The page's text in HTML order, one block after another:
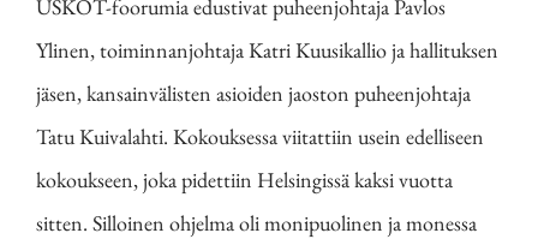
USKOT-foorumia edustivat puheenjohtaja Pavlos
Ylinen, toiminnanjohtaja Katri Kuusikallio ja hallituksen
jäsen, kansainvälisten asioiden jaoston puheenjohtaja
Tatu Kuivalahti. Kokouksessa viitattiin usein edelliseen
kokoukseen, joka pidettiin Helsingissä kaksi vuotta
sitten. Silloinen ohjelma oli monipuolinen ja monessa